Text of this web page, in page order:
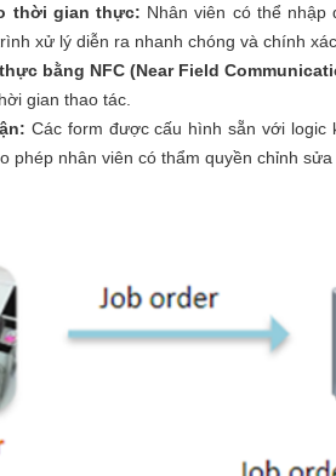
thời gian thực: Nhân viên có thể
xử lý diễn ra nhanh chóng và chính xác.
bằng NFC (Near Field
gian thao tác.
Các form được cấu hình sẵn với logic
phép nhân viên có thẩm quyền chỉnh sửa